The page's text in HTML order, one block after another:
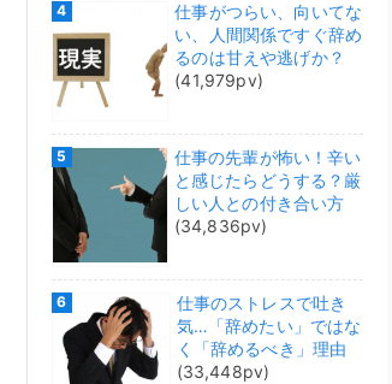
仕事がつらい、向いてな
い、人間関係ですぐ辞め
るのは甘えや逃げか？
(41,979pv)
仕事の先輩が怖い！辛い
と感じたらどうする？厳
しい人との付き合い方
(34,836pv)
仕事のストレスで吐き
気…「辞めたい」ではな
く「辞めるべき」理由
(33,448pv)